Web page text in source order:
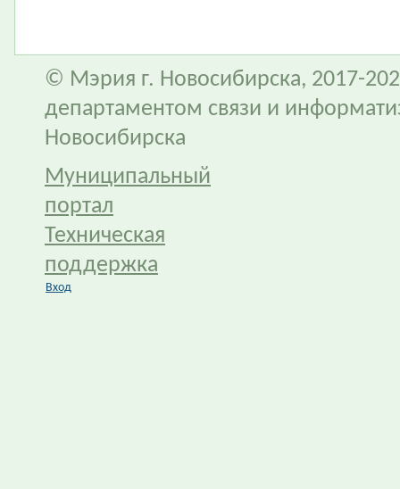
© Мэрия г. Новосибирска, 2017-
департаментом связи и
Новосибирска
Муниципальный
портал
Техническая
поддержка
Вход